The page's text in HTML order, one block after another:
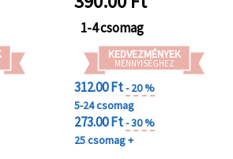
1-4 csomag
KEDVEZMÉNYEK
MENNYISÉGHEZ
312.00 Ft- 20 %
5-24 csomag
273.00 Ft- 30 %
25 csomag +